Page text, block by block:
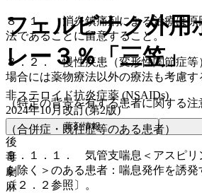
８．１． 消炎鎮痛剤による治療は原
法であることに留意すること。
８．２． 慢性疾患（変形性関節症等
場合には薬物療法以外の療法も考慮す
（特定の背景を有する患者に関する注
（合併症・既往歴等のある患者）
９．１．１． 気管支喘息＜アスピリ
を除く＞のある患者：喘息発作を誘発
〔２．２参照〕。
フェルビナク外用
レー３％「三笠」
非ステロイド抗炎症薬 (NSAIDs)
2024年10月改訂(第2版)
薬剤情報
後
毒
劇
麻